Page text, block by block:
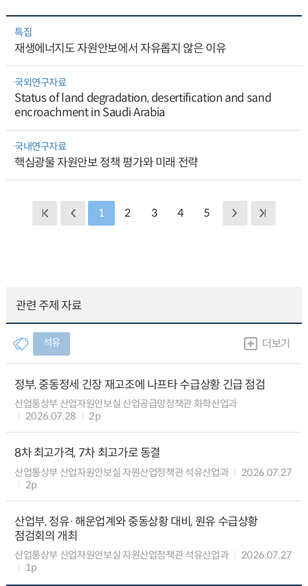
특집
재생에너지도 자원안보에서 자유롭지 않은 이유
국외연구자료
Status of land degradation, desertification and sand
encroachment in Saudi Arabia
국내연구자료
핵심광물 자원안보 정책 평가와 미래 전략
1 2 3 4 5
관련 주제 자료
석유 더보기
정부, 중동정세 긴장 재고조에 나프타 수급상황 긴급 점검
산업통상부 산업자원안보실 산업공급망정책관 화학산업과
2026.07.28
2p
8차 최고가격, 7차 최고가로 동결
산업통상부 산업자원안보실 자원산업정책관 석유산업과
2026.07.27
2p
산업부, 정유·해운업계와 중동상황 대비, 원유 수급상황
점검회의 개최
산업통상부 산업자원안보실 자원산업정책관 석유산업과
2026.07.27
1p